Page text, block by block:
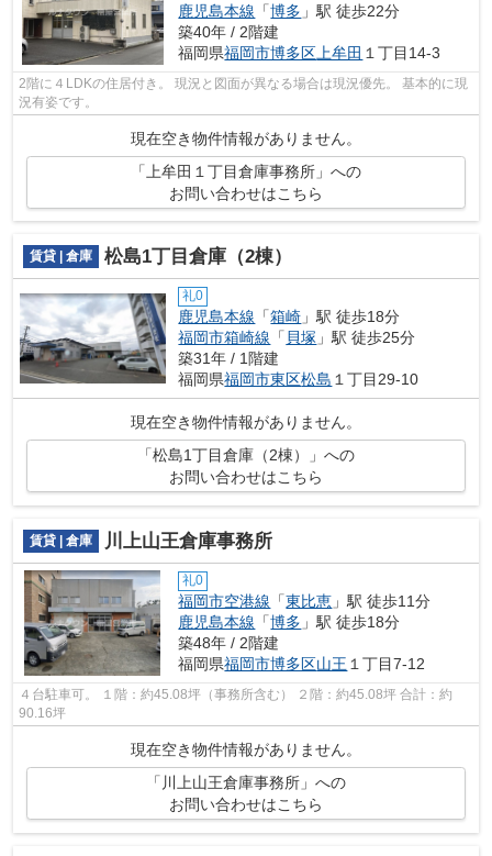
鹿児島本線 「博多 」駅 徒歩22分
築40年 / 2階建
福岡県福岡市博多区 上牟田 １丁目14-3
2階に４LDKの住居付き。 現況と図面が異なる場合は現況優先。 基本的に現
況有姿です。
現在空き物件情報がありません。
「上牟田１丁目倉庫事務所」への
お問い合わせはこちら
賃貸 | 倉庫 松島1丁目倉庫（2棟）
礼0
鹿児島本線 「箱崎 」駅 徒歩18分
福岡市箱崎線 「 貝塚 」駅 徒歩25分
築31年 / 1階建
福岡県福岡市東区松島 １丁目29-10
現在空き物件情報がありません。
「松島1丁目倉庫（2棟）」への
お問い合わせはこちら
賃貸 | 倉庫 川上山王倉庫事務所
礼0
福岡市空港線 「東比恵 」駅 徒歩11分
鹿児島本線 「博多 」駅 徒歩18分
築48年 / 2階建
福岡県福岡市博多区山王 １丁目7-12
４台駐車可。 １階：約45.08坪（事務所含む） ２階：約45.08坪 合計：約
90.16坪
現在空き物件情報がありません。
「川上山王倉庫事務所」への
お問い合わせはこちら